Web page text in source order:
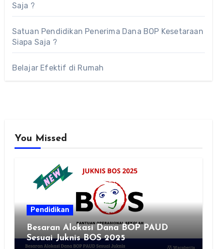
Saja ?
Satuan Pendidikan Penerima Dana BOP Kesetaraan
Siapa Saja ?
Belajar Efektif di Rumah
You Missed
Pendidikan
Besaran Alokasi Dana BOP PAUD
Sesuai Juknis BOS 2025